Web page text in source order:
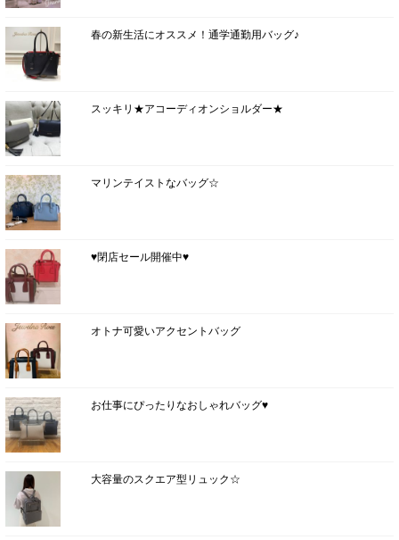
春の新生活にオススメ！通学通勤用バッグ♪
スッキリ★アコーディオンショルダー★
マリンテイストなバッグ☆
♥閉店セール開催中♥
オトナ可愛いアクセントバッグ
お仕事にぴったりなおしゃれバッグ♥
大容量のスクエア型リュック☆